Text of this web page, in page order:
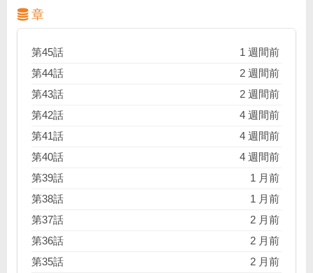
章
第45話
1 週間前
第44話
2 週間前
第43話
2 週間前
第42話
4 週間前
第41話
4 週間前
第40話
4 週間前
第39話
1 月前
第38話
1 月前
第37話
2 月前
第36話
2 月前
第35話
2 月前